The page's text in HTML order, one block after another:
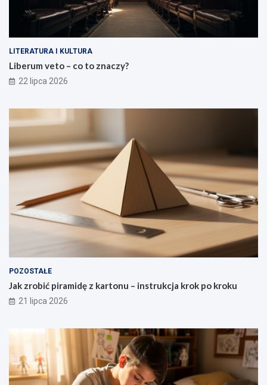
LITERATURA I KULTURA
Liberum veto – co to znaczy?
22 lipca 2026
POZOSTAŁE
Jak zrobić piramidę z kartonu – instrukcja krok po kroku
21 lipca 2026